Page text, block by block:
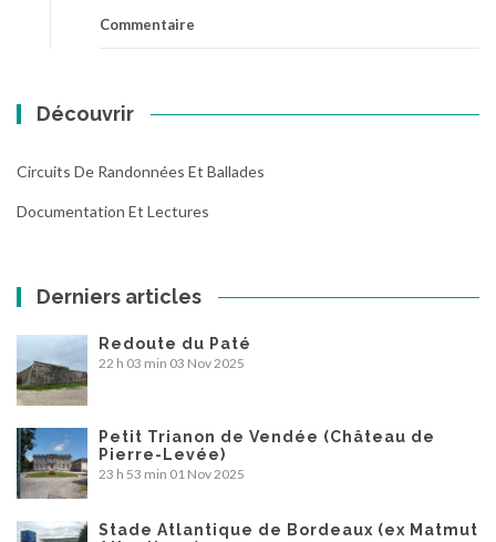
Commentaire
Découvrir
Circuits De Randonnées Et Ballades
Documentation Et Lectures
Derniers articles
Redoute du Paté
22 h 03 min 03 Nov 2025
Petit Trianon de Vendée (Château de
Pierre-Levée)
23 h 53 min 01 Nov 2025
Stade Atlantique de Bordeaux (ex Matmut